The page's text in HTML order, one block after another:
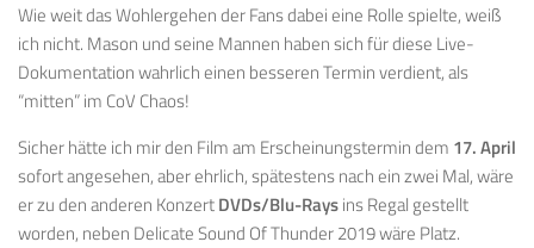
Wie weit das Wohlergehen der Fans dabei eine Rolle spielte, weiß
ich nicht. Mason und seine Mannen haben sich für diese Live-
Dokumentation wahrlich einen besseren Termin verdient, als
“mitten” im CoV Chaos!
Sicher hätte ich mir den Film am Erscheinungstermin dem 17. April
sofort angesehen, aber ehrlich, spätestens nach ein zwei Mal, wäre
er zu den anderen KonzertDVDs/Blu-Raysins Regal gestellt
worden, neben Delicate Sound Of Thunder 2019 wäre Platz.